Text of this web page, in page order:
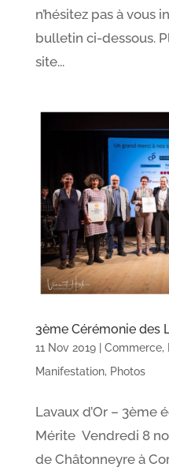
n’hésitez pas à vous
bulletin ci-dessous.
site...
3ème Cérémonie des
11 Nov 2019| Commerce,
Manifestation, Photos
Lavaux d’Or – 3ème
Mérite Vendredi 8
de Châtonneyre à